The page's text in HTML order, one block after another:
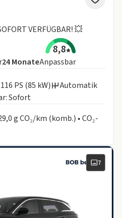
VERFÜGBAR! 💥
8,8
Laufzeit
24MonateAnpassbar
116 PS (85 kW)
Automatik
Sofort
g CO₂/km (komb.) • CO₂-
7